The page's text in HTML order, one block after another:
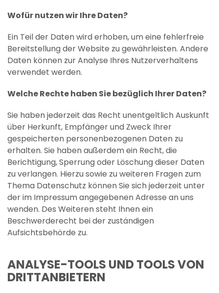
Wofür nutzen wir Ihre Daten?
Ein Teil der Daten wird erhoben, um eine fehlerfreie
Bereitstellung der Website zu gewährleisten. Andere
Daten können zur Analyse Ihres Nutzerverhaltens
verwendet werden.
Welche Rechte haben Sie bezüglich Ihrer Daten?
Sie haben jederzeit das Recht unentgeltlich Auskunft
über Herkunft, Empfänger und Zweck Ihrer
gespeicherten personenbezogenen Daten zu
erhalten. Sie haben außerdem ein Recht, die
Berichtigung, Sperrung oder Löschung dieser Daten
zu verlangen. Hierzu sowie zu weiteren Fragen zum
Thema Datenschutz können Sie sich jederzeit unter
der im Impressum angegebenen Adresse an uns
wenden. Des Weiteren steht Ihnen ein
Beschwerderecht bei der zuständigen
Aufsichtsbehörde zu.
ANALYSE-TOOLS UND TOOLS VON
DRITTANBIETERN